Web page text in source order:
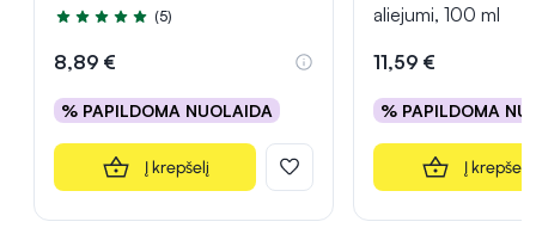
Įvertinimas 5.0 iš 5
(5)
8,89 €
% PAPILDOMA NUOLAIDA
Į krepšelį
aliejumi, 100 ml
11,59 €
% PAPILDOMA
Į krepšelį